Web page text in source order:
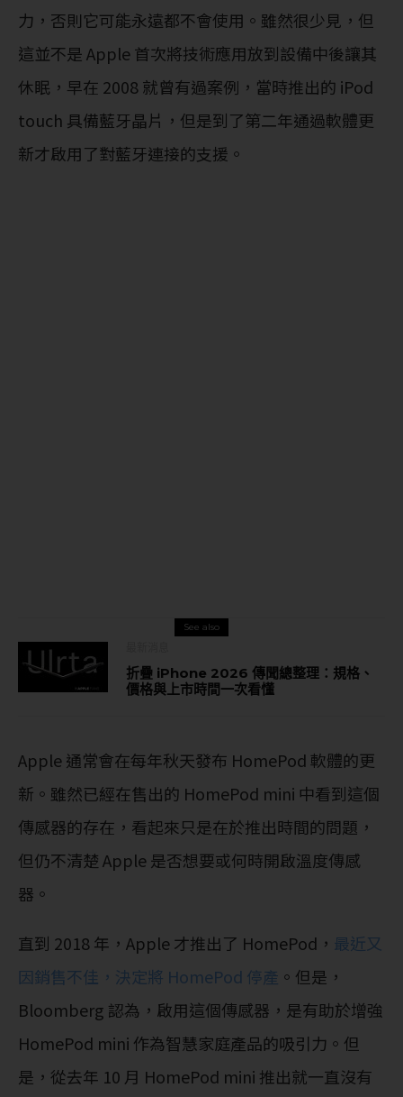
力，否則它可能永遠都不會使用。雖然很少見，但
這並不是 Apple 首次將技術應用放到設備中後讓其
休眠，早在 2008 就曾有過案例，當時推出的 iPod
touch 具備藍牙晶片，但是到了第二年通過軟體更
新才啟用了對藍牙連接的支援。
See also
折疊 iPhone 2026 傳聞總整理：規格、
價格與上市時間一次看懂
Apple 通常會在每年秋天發布 HomePod 軟體的更
新。雖然已經在售出的 HomePod mini 中看到這個
傳感器的存在，看起來只是在於推出時間的問題，
但仍不清楚 Apple 是否想要或何時開啟溫度傳感
器。
直到 2018 年，Apple 才推出了 HomePod， 最近又
因銷售不佳，決定將 HomePod 停產 。但是，
Bloomberg 認為，啟用這個傳感器，是有助於增強
HomePod mini 作為智慧家庭產品的吸引力。但
是，從去年 10 月 HomePod mini 推出就一直沒有